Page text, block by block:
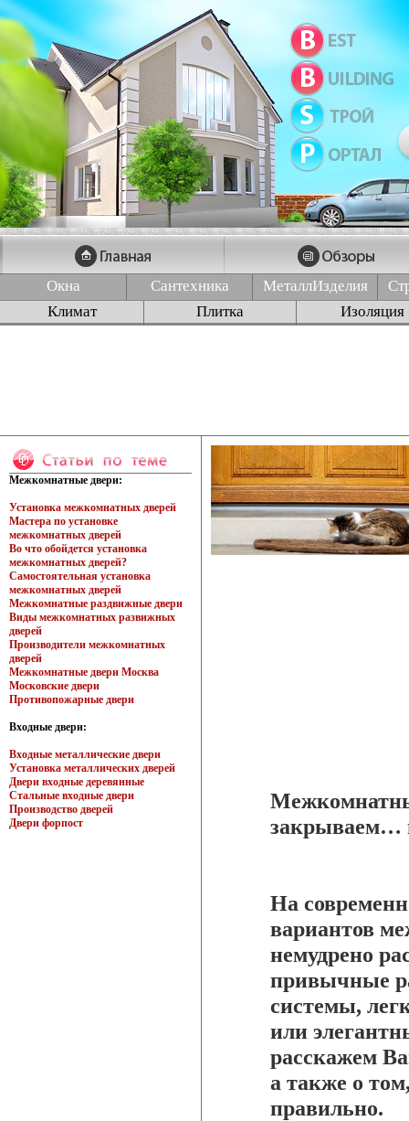
Окна Сантехника МеталлИзделия
Климат
Плитка Изоляция
Межкомнатные двери:
Установка межкомнатных дверей
Мастера по установке
межкомнатных дверей
Во что обойдется установка
межкомнатных дверей?
Самостоятельная установка
межкомнатных дверей
Межкомнатные раздвижные двери
Виды межкомнатных развижных
дверей
Производители межкомнатных
дверей
Межкомнатные двери Москва
Московские двери
Противопожарные двери
Входные двери:
Входные металлические двери
Установка металлических дверей
Двери входные деревянные
Стальные входные двери
Производство дверей
Двери форпост
закрываем…
На
вариантов
немудрено
привычные
системы,
или
расскажем
а также о
правильно.